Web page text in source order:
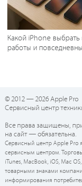
Какой iPhone выбрать
работы и
© 2012 — 2026 Apple Pro
Сервисный центр
Все права защищены,
на сайт — обязательна.
Сервисный центр Apple Pro
сервисным центром.
iTunes, MacBook, iOS, Mac
товарными знаками
информирования